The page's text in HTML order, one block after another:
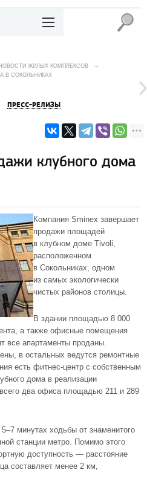
ЖИЛЫХ КОМПЛЕКСОВ
→
В СОКОЛЬНИКАХ
ПРЕСС-РЕЛИЗЫ
клубного дома
Компания Sminex завершает
продажи площадей
в клубном доме Tivoli,
расположенном
в Сокольниках, одном
из самых экологически
чистых районов столицы.
В здании площадью 8 000
а также офисные помещения
все апартаменты проданы.
в остальных ведутся ремонтные
есть фитнес-центр с собственным
дома в реализации
два офиса площадью 211 и 289
минутах ходьбы от знаменитого
станции метро. Помимо этого
доступность — расстояние
составляет менее 2 км,